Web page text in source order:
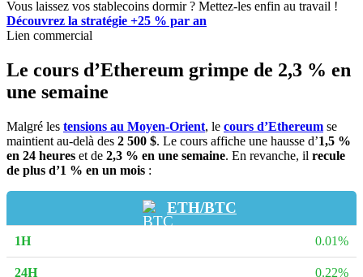
Vous laissez vos stablecoins dormir ? Mettez-les enfin au travail !
Découvrez la stratégie +25 % par an
Lien commercial
Le cours d’Ethereum grimpe de 2,3 % en
une semaine
Malgré les tensions au Moyen-Orient, le cours d’Ethereum se
maintient au-delà des 2 500 $. Le cours affiche une hausse d’1,5 %
en 24 heures et de 2,3 % en une semaine. En revanche, il recule
de plus d’1 % en un mois :
ETH/BTC
0.01%
0.22%